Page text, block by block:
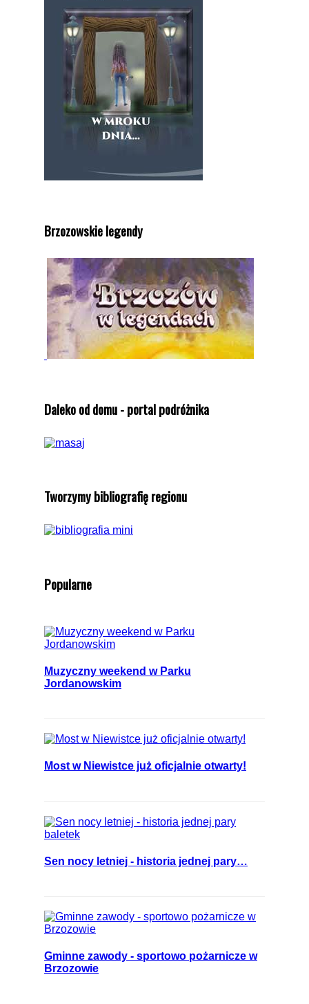
Brzozowskie legendy
Daleko od domu - portal podróżnika
Tworzymy bibliografię regionu
Popularne
Muzyczny weekend w Parku
Jordanowskim
Most w Niewistce już oficjalnie otwarty!
Sen nocy letniej - historia jednej pary…
Gminne zawody - sportowo pożarnicze w
Brzozowie